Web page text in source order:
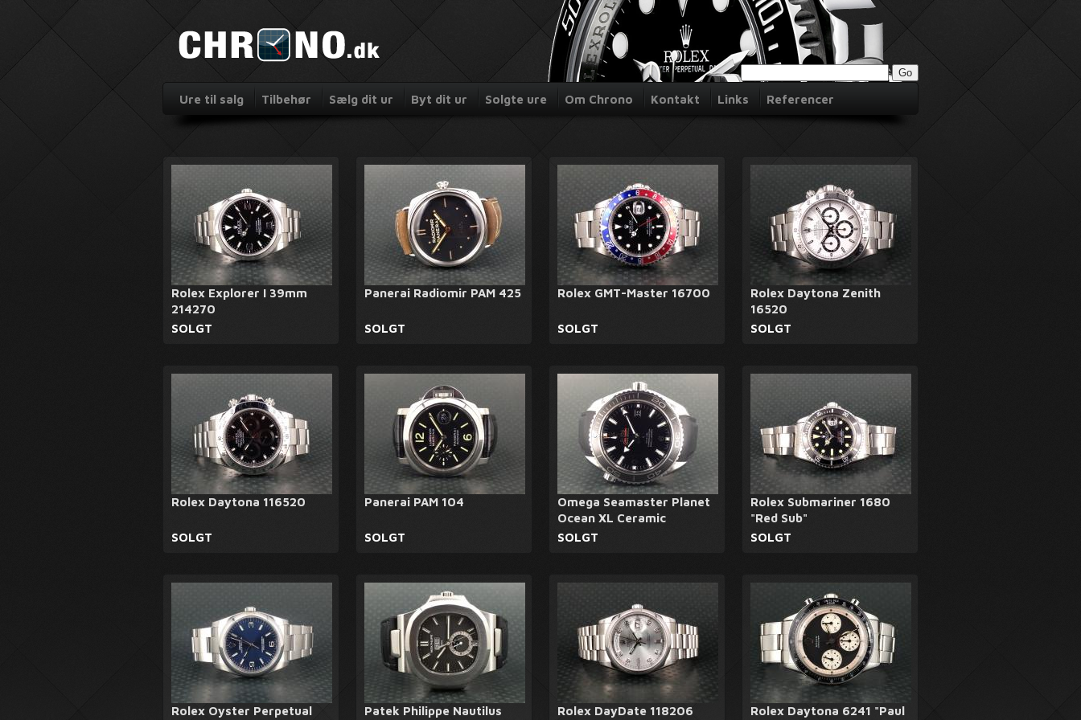
Ure til salg Tilbehør Sælg dit ur Byt dit ur Solgte ure Om Chrono Kontakt Links Referencer
Rolex Explorer I 39mm
214270
SOLGT
Panerai Radiomir PAM 425
SOLGT
Rolex GMT-Master 16700
SOLGT
Rolex Daytona Zenith
16520
SOLGT
Rolex Daytona 116520
SOLGT
Panerai PAM 104
SOLGT
Omega Seamaster Planet
Ocean XL Ceramic
SOLGT
Rolex Submariner 1680
"Red Sub"
SOLGT
Rolex Oyster Perpetual Patek Philippe Nautilus Rolex DayDate 118206 Rolex Daytona 6241 "Paul